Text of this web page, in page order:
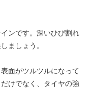
ンです。深いひび割れ
ましょう。
面がツルツルになって
けでなく、タイヤの強